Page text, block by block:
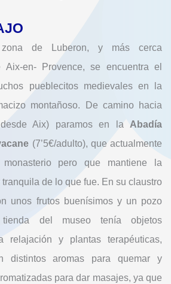
de Luberon, y más cerca
Aix-en- Provence, se encuentra el
pueblecitos medievales en la
montañoso. De camino hacia
Aix) paramos en la Abadía
(7’5€/adulto), que actualmente
pero que mantiene la
de lo que fue. En su claustro
unos frutos buenísimos y un pozo
del museo tenía objetos
relajación y plantas terapéuticas,
distintos aromas para quemar y
para dar masajes, ya que